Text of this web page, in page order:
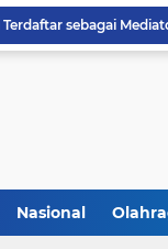
Nasional